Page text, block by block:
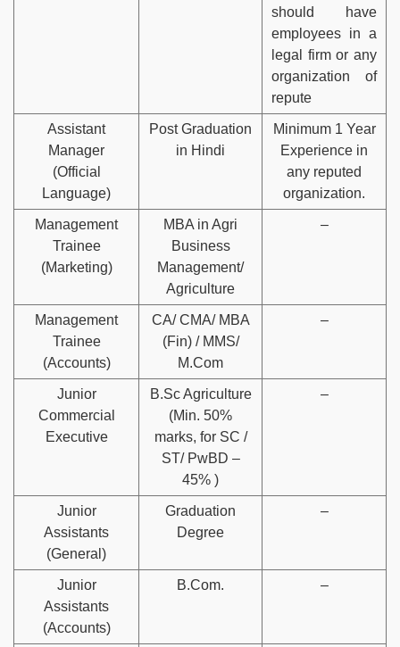
should have
employees in a
legal firm or any
organization of
repute
Assistant
Manager
(Official
Language)
Post Graduation
in Hindi
Minimum 1 Year
Experience in
any reputed
organization.
Management
Trainee
(Marketing)
MBA in Agri
Business
Management/
Agriculture
–
Management
Trainee
(Accounts)
CA/ CMA/ MBA
(Fin) / MMS/
M.Com
–
Junior
Commercial
Executive
B.Sc Agriculture
(Min. 50%
marks, for SC /
ST/ PwBD –
45% )
–
Junior
Assistants
(General)
Graduation
Degree
–
Junior
Assistants
(Accounts)
B.Com. –